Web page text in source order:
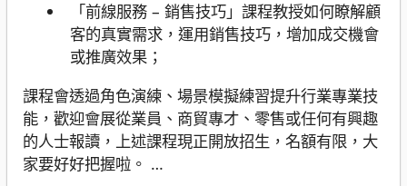
「前線服務 – 銷售技巧」課程教授如何瞭解顧
客的真實需求，運用銷售技巧，增加成交機會
或推廣效果；
課程會透過角色演練、場景模擬練習提升行業專業技
能，歡迎會展從業員、商貿專才、零售或任何有興趣
的人士報讀，上述課程現正開放招生，名額有限，大
家要好好把握啦。 …